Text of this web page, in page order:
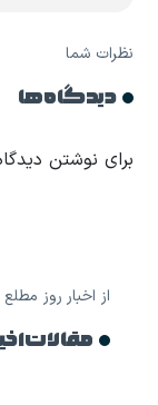
نظرات شما
دیدگاه ها
برای نوشتن
از اخبار روز
مقالات